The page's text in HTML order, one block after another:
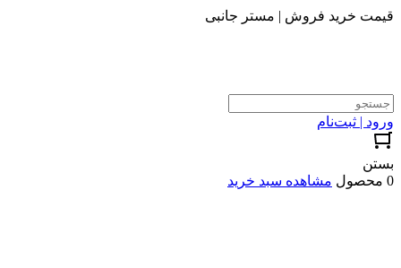
قیمت خرید فروش | مستر جانبی
ورود | ثبت‌نام
بستن
0 محصول
مشاهده سبد خرید